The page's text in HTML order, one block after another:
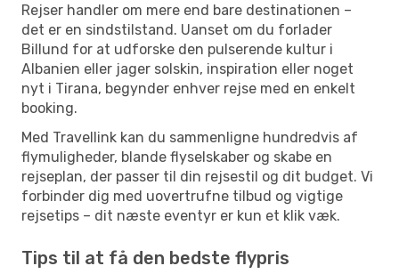
Rejser handler om mere end bare destinationen –
det er en sindstilstand. Uanset om du forlader
Billund for at udforske den pulserende kultur i
Albanien eller jager solskin, inspiration eller noget
nyt i Tirana, begynder enhver rejse med en enkelt
booking.
Med Travellink kan du sammenligne hundredvis af
flymuligheder, blande flyselskaber og skabe en
rejseplan, der passer til din rejsestil og dit budget. Vi
forbinder dig med uovertrufne tilbud og vigtige
rejsetips – dit næste eventyr er kun et klik væk.
Tips til at få den bedste flypris